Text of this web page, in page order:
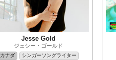
Jesse Gold
ジェシー・ゴールド
カナダ
シンガーソングライター